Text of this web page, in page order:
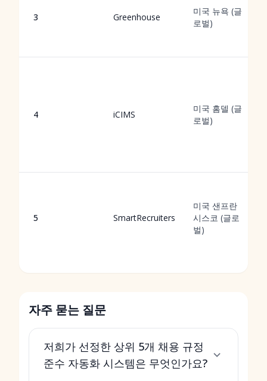
3 Greenhouse
미국 뉴욕 (글
로벌)
4 iCIMS
미국 홈델 (글
로벌)
5 SmartRecruiters
미국 샌프란
시스코 (글로
벌)
자주 묻는 질문
저희가 선정한 상위 5개 채용 규정
준수 자동화 시스템은 무엇인가요?